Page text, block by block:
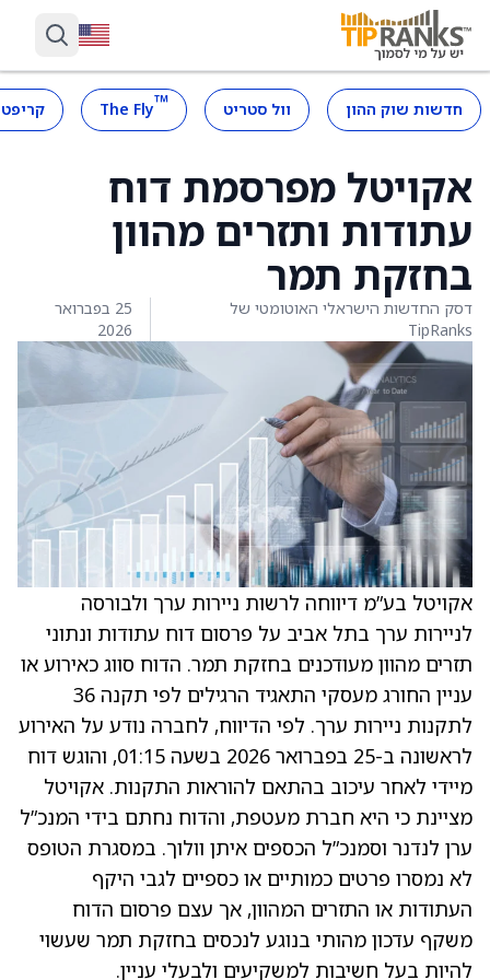
חדשות שוק ההון וול סטריט ™
The Fly
אקויטל מפרסמת דוח
עתודות ותזרים מהוון
בחזקת תמר
דסק החדשות הישראלי האוטומטי של
TipRanks
25 בפברואר
2026
אקויטל בע”מ דיווחה לרשות ניירות ערך ולבורסה
לניירות ערך בתל אביב על פרסום דוח עתודות ונתוני
תזרים מהוון מעודכנים בחזקת תמר. הדוח סווג כאירוע או
עניין החורג מעסקי התאגיד הרגילים לפי תקנה 36
לתקנות ניירות ערך. לפי הדיווח, לחברה נודע על האירוע
לראשונה ב-25 בפברואר 2026 בשעה 01:15, והוגש דוח
מיידי לאחר עיכוב בהתאם להוראות התקנות. אקויטל
מציינת כי היא חברת מעטפת, והדוח נחתם בידי המנכ”ל
ערן לנדנר וסמנכ”ל הכספים איתן וולוך. במסגרת הטופס
לא נמסרו פרטים כמותיים או כספיים לגבי היקף
העתודות או התזרים המהוון, אך עצם פרסום הדוח
משקף עדכון מהותי בנוגע לנכסים בחזקת תמר שעשוי
להיות בעל חשיבות למשקיעים ולבעלי עניין.